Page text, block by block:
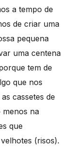
a tempo de
de criar uma
pequena
uma centena
tem de
que nos
cassetes de
menos na
que
(risos).